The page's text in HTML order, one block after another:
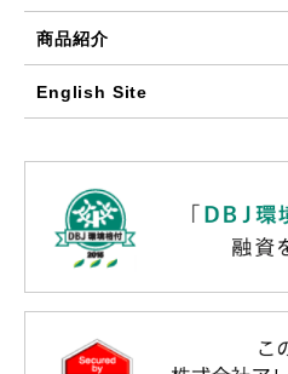
商品紹介
English Site